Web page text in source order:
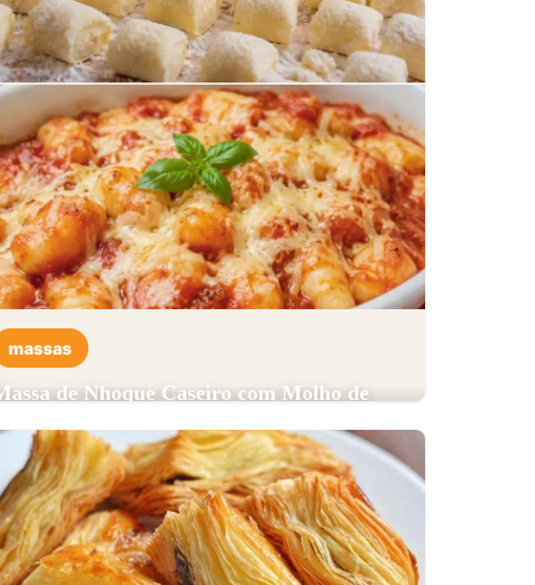
massas
de Nhoque Caseiro com Molho de
⏱️ 1 hora e 15 minutos 👥 6 porções